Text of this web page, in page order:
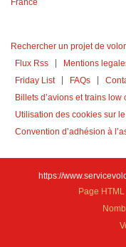
Rechercher un projet de
Flux Rss
Mentions
Friday List
FAQs
Billets d’avions et trains low
Utilisation des cookies sur
Convention d’adhésion à
https://
Page